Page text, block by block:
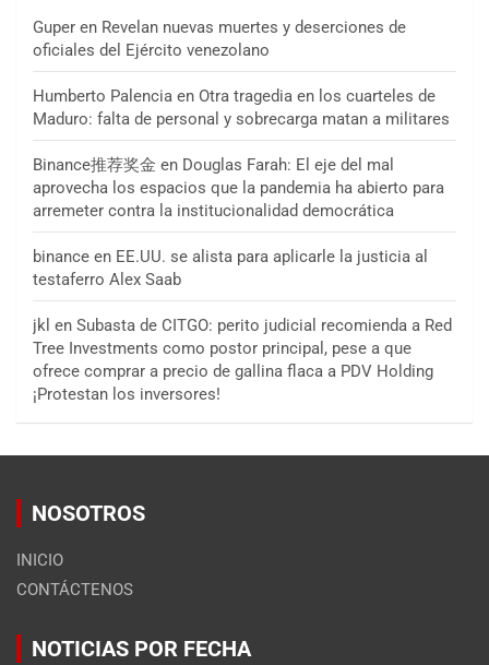
Guper en Revelan nuevas muertes y deserciones de
oficiales del Ejército venezolano
Humberto Palencia en Otra tragedia en los cuarteles de
Maduro: falta de personal y sobrecarga matan a militares
Binance推荐奖金 en Douglas Farah: El eje del mal
aprovecha los espacios que la pandemia ha abierto para
arremeter contra la institucionalidad democrática
binance en EE.UU. se alista para aplicarle la justicia al
testaferro Alex Saab
jkl en Subasta de CITGO: perito judicial recomienda a Red
Tree Investments como postor principal, pese a que
ofrece comprar a precio de gallina flaca a PDV Holding
¡Protestan los inversores!
NOSOTROS
INICIO
CONTÁCTENOS
NOTICIAS POR FECHA